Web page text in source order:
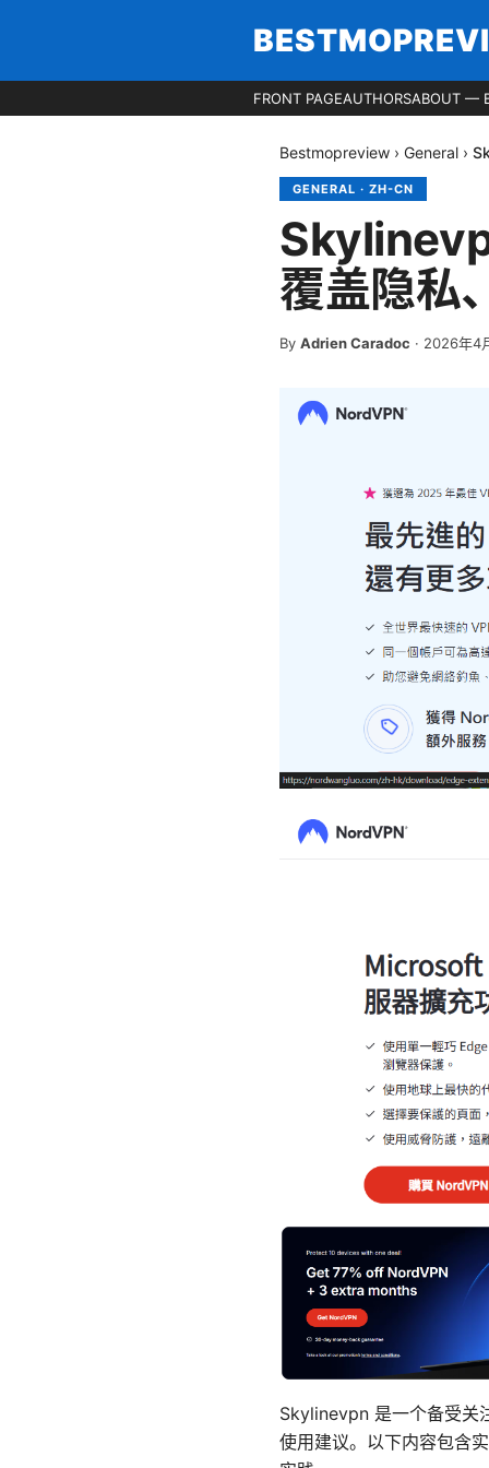
FRONT PAGEAUTHORSABOUT —
Bestmopreview › General ›
GENERAL · ZH-CN
覆盖隐私
By Adrien Caradoc · 2026年4
Skylinevpn 是一个备受关
使用建议。以下内容包含